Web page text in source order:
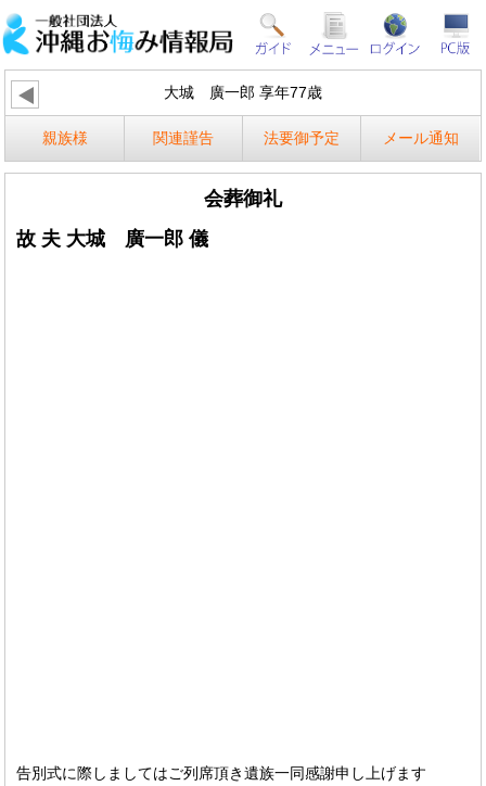
大城 廣一郎 享年77歳
親族様 関連謹告 法要御予定 メール通知
会葬御礼
故 夫 大城 廣一郎 儀
告別式に際しましてはご列席頂き遺族一同感謝申し上げます